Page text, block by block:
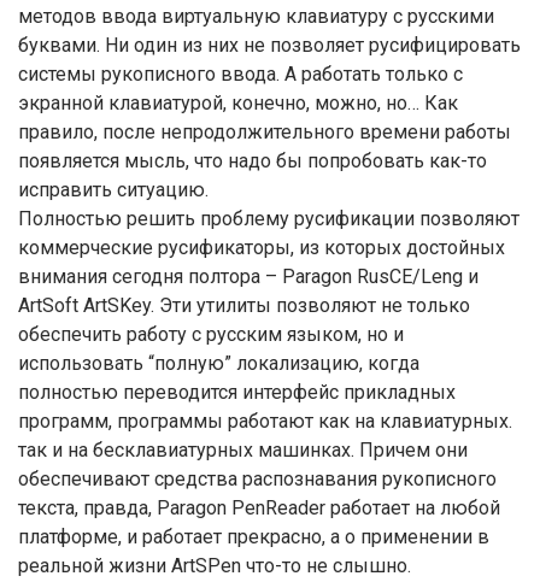
методов ввода виртуальную клавиатуру с русскими
буквами. Ни один из них не позволяет русифицировать
системы рукописного ввода. А работать только с
экранной клавиатурой, конечно, можно, но… Как
правило, после непродолжительного времени работы
появляется мысль, что надо бы попробовать как-то
исправить ситуацию.
Полностью решить проблему русификации позволяют
коммерческие русификаторы, из которых достойных
внимания сегодня полтора – Paragon RusCE/Leng и
ArtSoft ArtSKey. Эти утилиты позволяют не только
обеспечить работу с русским языком, но и
использовать “полную” локализацию, когда
полностью переводится интерфейс прикладных
программ, программы работают как на клавиатурных.
так и на бесклавиатурных машинках. Причем они
обеспечивают средства распознавания рукописного
текста, правда, Paragon PenReader работает на любой
платформе, и работает прекрасно, а о применении в
реальной жизни ArtSPen что-то не слышно.